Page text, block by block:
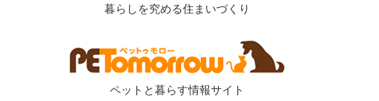
暮らしを究める住まいづくり
ペットと暮らす情報サイト